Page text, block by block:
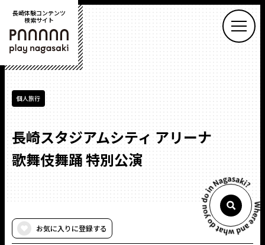
長崎体験コンテンツ
検索サイト
個人旅行
長崎スタジアムシティ アリーナ
歌舞伎舞踊 特別公演
お気に入りに登録する